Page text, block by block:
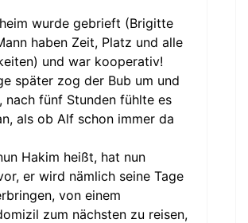
wurde gebrieft (Brigitte
haben Zeit, Platz und alle
und war kooperativ!
später zog der Bub um und
nach fünf Stunden fühlte es
als ob Alf schon immer da
Hakim heißt, hat nun
er wird nämlich seine Tage
von einem
zum nächsten zu reisen,